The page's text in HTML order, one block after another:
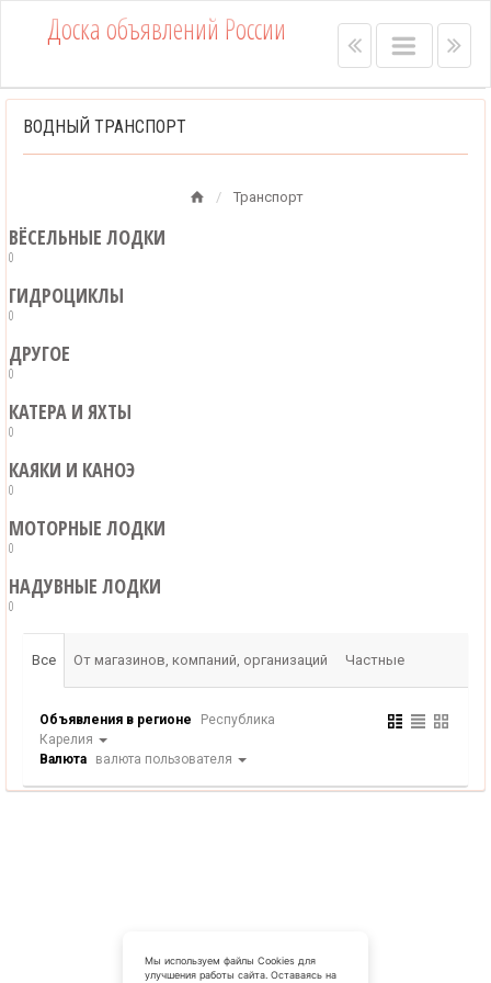
Доска объявлений России Left
bar
Main
menu
Right
menu
bar
ВОДНЫЙ ТРАНСПОРТ
Транспорт
ВЁСЕЛЬНЫЕ ЛОДКИ
0
ГИДРОЦИКЛЫ
0
ДРУГОЕ
0
КАТЕРА И ЯХТЫ
0
КАЯКИ И КАНОЭ
0
МОТОРНЫЕ ЛОДКИ
0
НАДУВНЫЕ ЛОДКИ
0
Все От магазинов, компаний, организаций Частные
Объявления в регионе
Республика
Карелия
Валюта
валюта пользователя
Мы используем файлы Cookies для
улучшения работы сайта. Оставаясь на